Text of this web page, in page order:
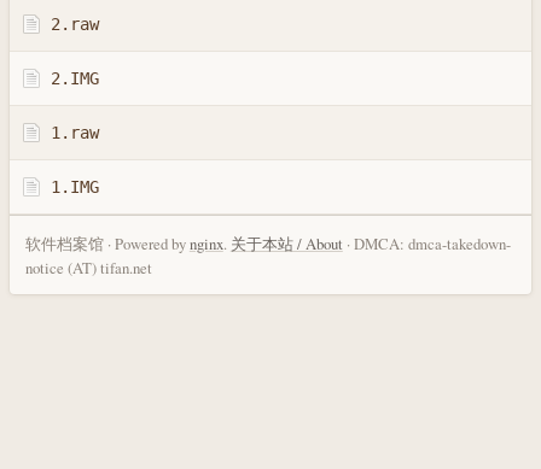
2.raw
2.IMG
1.raw
1.IMG
软件档案馆 · Powered bynginx. 关于本站 / About · DMCA: dmca-takedown-
notice (AT) tifan.net